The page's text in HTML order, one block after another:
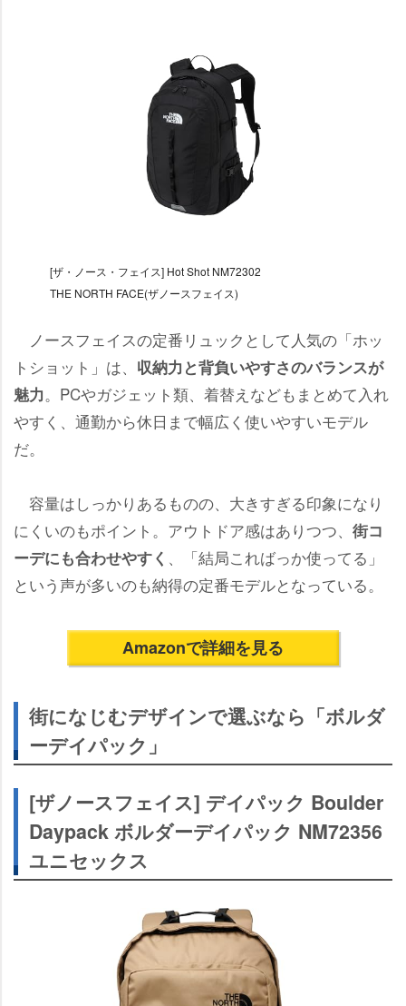
[ザ・ノース・フェイス] Hot Shot NM72302
THE NORTH FACE(ザノースフェイス)
ノースフェイスの定番リュックとして人気の「ホッ
トショット」は、 収納力と背負いやすさのバランスが
魅力。PCやガジェット類、着替えなどもまとめて入れ
すく、通勤から休日まで幅広く使いやすいモデル
だ。
容量はしっかりあるものの、大きすぎる印象になり
にくいのもポイント。アウトドア感はありつつ、 街コ
ーデにも合わせやすく 、「結局こればっか使ってる」
という声が多いのも納得の定番モデルとなっている。
Amazonで詳細を見る
街になじむデザインで選ぶなら「ボルダ
ーデイパック」
[ザノースフェイス] デイパック Boulder
Daypack ボルダーデイパック NM72356
ユニセックス